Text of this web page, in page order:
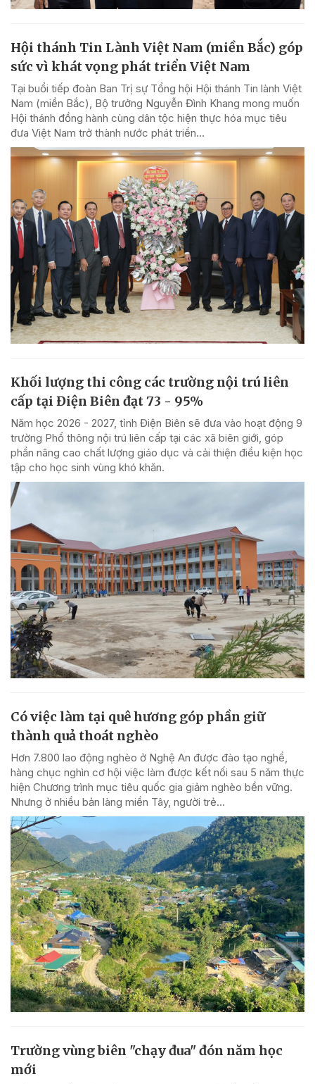
Hội thánh Tin Lành Việt Nam (miền Bắc) góp
sức vì khát vọng phát triển Việt Nam
Tại buổi tiếp đoàn Ban Trị sự Tổng hội Hội thánh Tin lành Việt
Nam (miền Bắc), Bộ trưởng Nguyễn Đình Khang mong muốn
Hội thánh đồng hành cùng dân tộc hiện thực hóa mục tiêu
đưa Việt Nam trở thành nước phát triển...
Khối lượng thi công các trường nội trú liên
cấp tại Điện Biên đạt 73 - 95%
Năm học 2026 - 2027, tỉnh Điện Biên sẽ đưa vào hoạt động 9
trường Phổ thông nội trú liên cấp tại các xã biên giới, góp
phần nâng cao chất lượng giáo dục và cải thiện điều kiện học
tập cho học sinh vùng khó khăn.
Có việc làm tại quê hương góp phần giữ
thành quả thoát nghèo
Hơn 7.800 lao động nghèo ở Nghệ An được đào tạo nghề,
hàng chục nghìn cơ hội việc làm được kết nối sau 5 năm thực
hiện Chương trình mục tiêu quốc gia giảm nghèo bền vững.
Nhưng ở nhiều bản làng miền Tây, người trẻ...
Trường vùng biên "chạy đua" đón năm học
mới